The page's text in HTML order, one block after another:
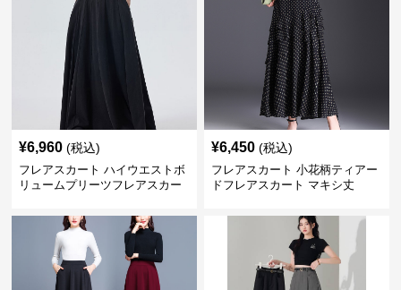
¥6,960 (税込)
フレアスカート ハイウエストボ
リュームプリーツフレアスカー
¥6,450 (税込)
フレアスカート 小花柄ティアー
ドフレアスカート マキシ丈